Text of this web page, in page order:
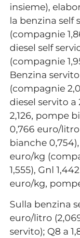
insieme),
la benzina self
(compagnie
diesel self
(compagnie
Benzina
(compagnie
diesel servito
2,126, pompe
0,766 euro/
bianche
euro/kg
1,555), Gnl
euro/kg,
Sulla benzina
euro/litro
servito); Q8 a